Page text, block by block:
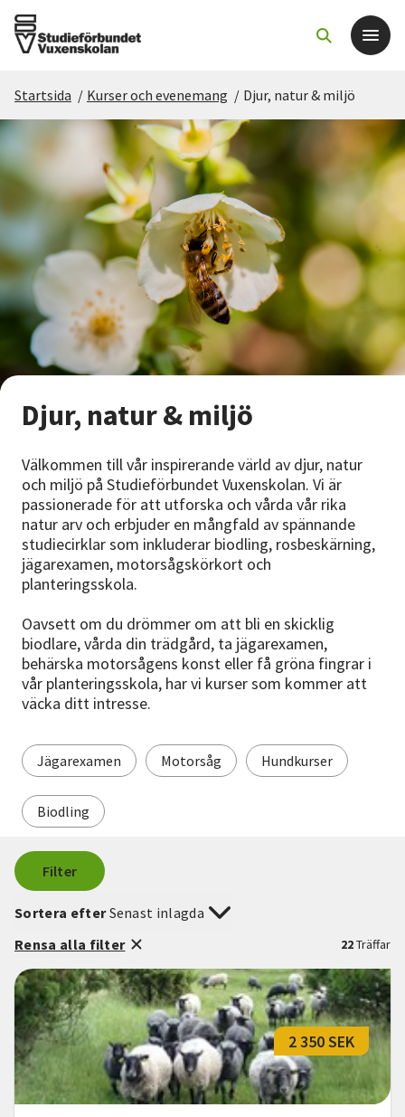
Det här gör vi
För dig som
Sök kurser och evenemang
Om SV
Starta studiecirkel
Cirkelledare
Nyheter
Avdelningar
Lyssna
Startsida / Kurser och evenemang / Djur, natur & miljö
Djur, natur & miljö
Välkommen till vår inspirerande värld av djur, natur
och miljö på Studieförbundet Vuxenskolan. Vi är
passionerade för att utforska och vårda vår rika
natur arv och erbjuder en mångfald av spännande
studiecirklar som inkluderar biodling, rosbeskärning,
jägarexamen, motorsågskörkort och
planteringsskola.
Oavsett om du drömmer om att bli en skicklig
biodlare, vårda din trädgård, ta jägarexamen,
behärska motorsågens konst eller få gröna fingrar i
vår planteringsskola, har vi kurser som kommer att
väcka ditt intresse.
Jägarexamen Motorsåg Hundkurser
Biodling
Filter
22Träffar
Sortera efterSenast inlagda
Rensa alla filter
2 350 SEK